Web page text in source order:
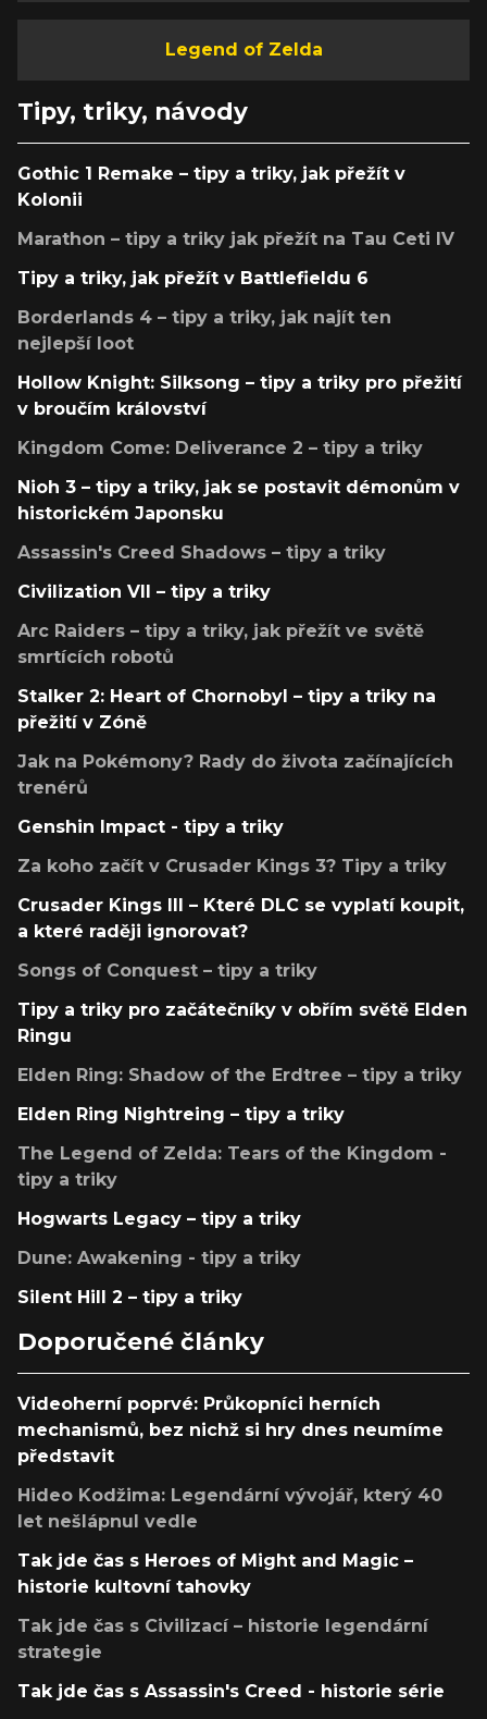
Legend of Zelda
Tipy, triky, návody
Gothic 1 Remake – tipy a triky, jak přežít v
Kolonii
Marathon – tipy a triky jak přežít na Tau Ceti IV
Tipy a triky, jak přežít v Battlefieldu 6
Borderlands 4 – tipy a triky, jak najít ten
nejlepší loot
Hollow Knight: Silksong – tipy a triky pro přežití
v broučím království
Kingdom Come: Deliverance 2 – tipy a triky
Nioh 3 – tipy a triky, jak se postavit démonům v
historickém Japonsku
Assassin's Creed Shadows – tipy a triky
Civilization VII – tipy a triky
Arc Raiders – tipy a triky, jak přežít ve světě
smrtících robotů
Stalker 2: Heart of Chornobyl – tipy a triky na
přežití v Zóně
Jak na Pokémony? Rady do života začínajících
trenérů
Genshin Impact - tipy a triky
Za koho začít v Crusader Kings 3? Tipy a triky
Crusader Kings III – Které DLC se vyplatí koupit,
a které raději ignorovat?
Songs of Conquest – tipy a triky
Tipy a triky pro začátečníky v obřím světě Elden
Ringu
Elden Ring: Shadow of the Erdtree – tipy a triky
Elden Ring Nightreing – tipy a triky
The Legend of Zelda: Tears of the Kingdom -
tipy a triky
Hogwarts Legacy – tipy a triky
Dune: Awakening - tipy a triky
Silent Hill 2 – tipy a triky
Doporučené články
Videoherní poprvé: Průkopníci herních
mechanismů, bez nichž si hry dnes neumíme
představit
Hideo Kodžima: Legendární vývojář, který 40
let nešlápnul vedle
Tak jde čas s Heroes of Might and Magic –
historie kultovní tahovky
Tak jde čas s Civilizací – historie legendární
strategie
Tak jde čas s Assassin's Creed - historie série